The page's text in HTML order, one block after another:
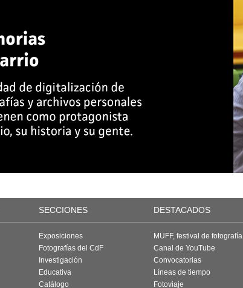
SECCIONES DESTACADOS
Exposiciones
Fotografías del CdF
Investigación
Educativa
Catálogo
MUFF, festival de fotografía
Canal de YouTube
Convocatorias
Líneas de tiempo
Fotoviaje